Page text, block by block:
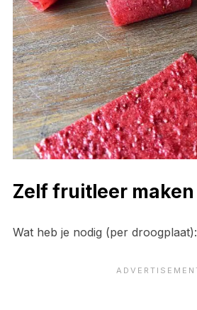
Zelf fruitleer maken
Wat heb je nodig (per droogplaat):